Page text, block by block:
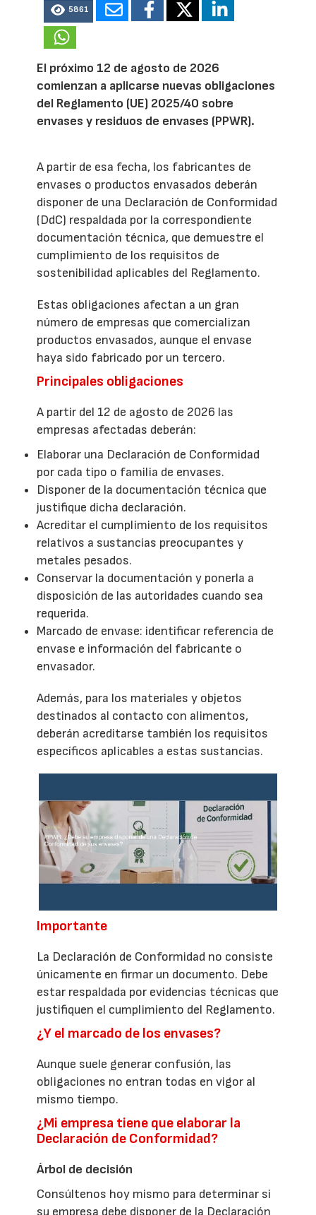
5861
El próximo 12 de agosto de 2026
comienzan a aplicarse nuevas obligaciones
del Reglamento (UE) 2025/40 sobre
envases y residuos de envases (PPWR).
A partir de esa fecha, los fabricantes de
envases o productos envasados deberán
disponer de una Declaración de Conformidad
(DdC) respaldada por la correspondiente
documentación técnica, que demuestre el
cumplimiento de los requisitos de
sostenibilidad aplicables del Reglamento.
Estas obligaciones afectan a un gran
número de empresas que comercializan
productos envasados, aunque el envase
haya sido fabricado por un tercero.
Principales obligaciones
A partir del 12 de agosto de 2026 las
empresas afectadas deberán:
Elaborar una Declaración de Conformidad
por cada tipo o familia de envases.
Disponer de la documentación técnica que
justifique dicha declaración.
Acreditar el cumplimiento de los requisitos
relativos a sustancias preocupantes y
metales pesados.
Conservar la documentación y ponerla a
disposición de las autoridades cuando sea
requerida.
Marcado de envase: identificar referencia de
envase e información del fabricante o
envasador.
Además, para los materiales y objetos
destinados al contacto con alimentos,
deberán acreditarse también los requisitos
específicos aplicables a estas sustancias.
Importante
La Declaración de Conformidad no consiste
únicamente en firmar un documento. Debe
estar respaldada por evidencias técnicas que
justifiquen el cumplimiento del Reglamento.
¿Y el marcado de los envases?
Aunque suele generar confusión, las
obligaciones no entran todas en vigor al
mismo tiempo.
¿Mi empresa tiene que elaborar la
Declaración de Conformidad?
Árbol de decisión
Consúltenos hoy mismo para determinar si
su empresa debe disponer de la Declaración